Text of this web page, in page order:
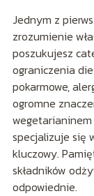
Jednym z
zrozumienie
poszukujesz
ograniczenia
pokarmowe,
ogromne
specjalizuje się
kluczowy.
składników
odpowiednie.